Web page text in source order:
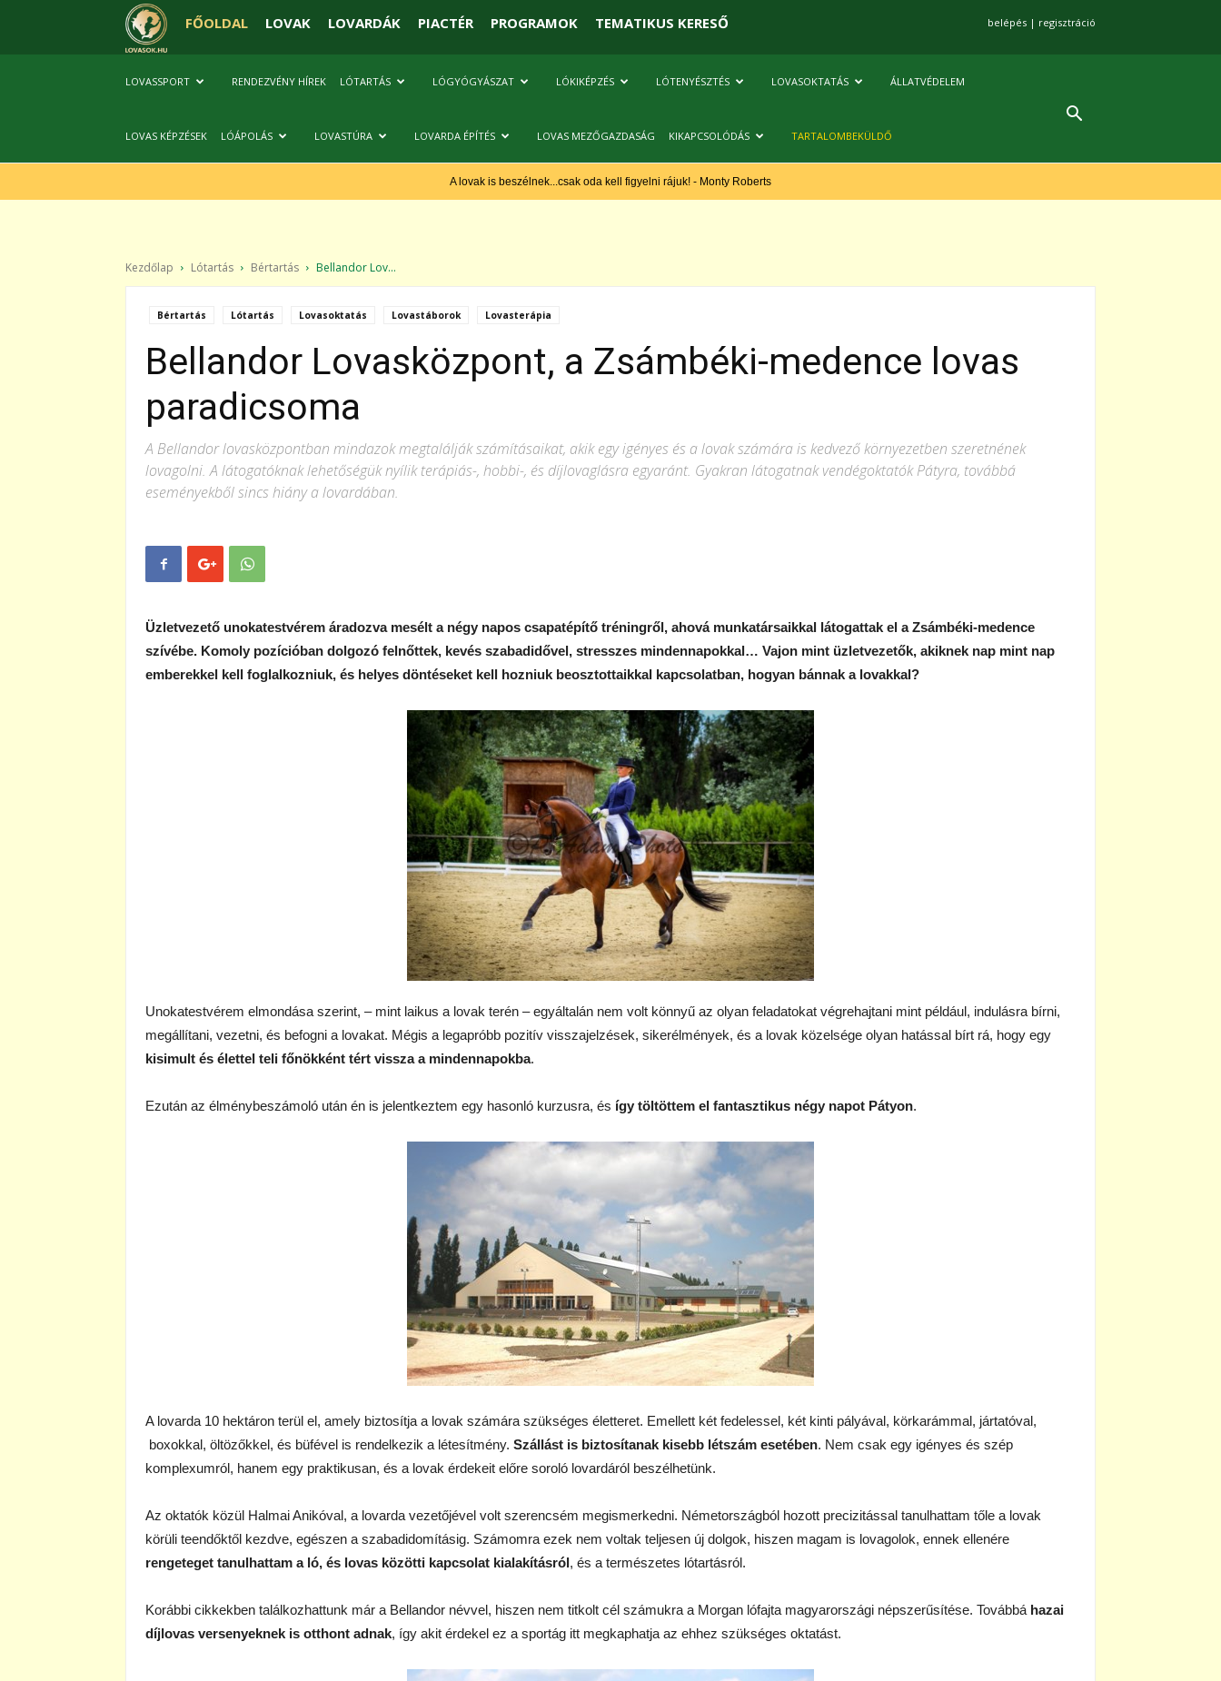
FŐOLDAL LOVAK LOVARDÁK PIACTÉR PROGRAMOK TEMATIKUS KERESŐ belépés | regisztráció
LOVASSPORT RENDEZVÉNY HÍREK LÓTARTÁS LÓGYÓGYÁSZAT LÓKIKÉPZÉS LÓTENYÉSZTÉS LOVASOKTATÁS ÁLLATVÉDELEM
LOVAS KÉPZÉSEK LÓÁPOLÁS LOVASTÚRA LOVARDA ÉPÍTÉS LOVAS MEZŐGAZDASÁG KIKAPCSOLÓDÁS TARTALOMBEKÜLDŐ
A lovak is beszélnek...csak oda kell figyelni rájuk! - Monty Roberts
Kezdőlap Lótartás Bértartás Bellandor Lov...
Bértartás Lótartás Lovasoktatás Lovastáborok Lovasterápia
Bellandor Lovasközpont, a Zsámbéki-medence lovas
paradicsoma
A Bellandor lovasközpontban mindazok megtalálják számításaikat, akik egy igényes és a lovak számára is kedvező környezetben szeretnének
lovagolni. A látogatóknak lehetőségük nyílik terápiás-, hobbi-, és díjlovaglásra egyaránt. Gyakran látogatnak vendégoktatók Pátyra, továbbá
eseményekből sincs hiány a lovardában.
Üzletvezető unokatestvérem áradozva mesélt a négy napos csapatépítő tréningről, ahová munkatársaikkal látogattak el a Zsámbéki-medence
szívébe. Komoly pozícióban dolgozó felnőttek, kevés szabadidővel, stresszes mindennapokkal… Vajon mint üzletvezetők, akiknek nap mint nap
emberekkel kell foglalkozniuk, és helyes döntéseket kell hozniuk beosztottaikkal kapcsolatban, hogyan bánnak a lovakkal?
Unokatestvérem elmondása szerint, – mint laikus a lovak terén – egyáltalán nem volt könnyű az olyan feladatokat végrehajtani mint például, indulásra bírni,
megállítani, vezetni, és befogni a lovakat. Mégis a legapróbb pozitív visszajelzések, sikerélmények, és a lovak közelsége olyan hatással bírt rá, hogy egy
kisimult és élettel teli főnökként tért vissza a mindennapokba.
Ezután az élménybeszámoló után én is jelentkeztem egy hasonló kurzusra, és így töltöttem el fantasztikus négy napot Pátyon.
A lovarda 10 hektáron terül el, amely biztosítja a lovak számára szükséges életteret. Emellett két fedelessel, két kinti pályával, körkarámmal, jártatóval,
boxokkal, öltözőkkel, és büfével is rendelkezik a létesítmény. Szállást is biztosítanak kisebb létszám esetében. Nem csak egy igényes és szép
komplexumról, hanem egy praktikusan, és a lovak érdekeit előre soroló lovardáról beszélhetünk.
Az oktatók közül Halmai Anikóval, a lovarda vezetőjével volt szerencsém megismerkedni. Németországból hozott precizitással tanulhattam tőle a lovak
körüli teendőktől kezdve, egészen a szabadidomításig. Számomra ezek nem voltak teljesen új dolgok, hiszen magam is lovagolok, ennek ellenére
rengeteget tanulhattam a ló, és lovas közötti kapcsolat kialakításról, és a természetes lótartásról.
Korábbi cikkekben találkozhattunk már a Bellandor névvel, hiszen nem titkolt cél számukra a Morgan lófajta magyarországi népszerűsítése. Továbbá hazai
díjlovas versenyeknek is otthont adnak, így akit érdekel ez a sportág itt megkaphatja az ehhez szükséges oktatást.